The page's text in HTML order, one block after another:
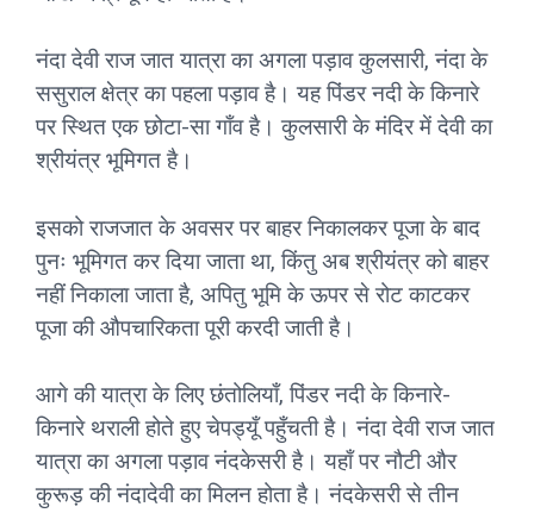
नंदा देवी राज जात यात्रा का अगला पड़ाव कुलसारी, नंदा के
ससुराल क्षेत्र का पहला पड़ाव है। यह पिंडर नदी के किनारे
पर स्थित एक छोटा-सा गाँव है। कुलसारी के मंदिर में देवी का
श्रीयंत्र भूमिगत है।
इसको राजजात के अवसर पर बाहर निकालकर पूजा के बाद
पुनः भूमिगत कर दिया जाता था, किंतु अब श्रीयंत्र को बाहर
नहीं निकाला जाता है, अपितु भूमि के ऊपर से रोट काटकर
पूजा की औपचारिकता पूरी करदी जाती है।
आगे की यात्रा के लिए छंतोलियाँ, पिंडर नदी के किनारे-
किनारे थराली होते हुए चेपड्यूँ पहुँचती है। नंदा देवी राज जात
यात्रा का अगला पड़ाव नंदकेसरी है। यहाँ पर नौटी और
कुरूड़ की नंदादेवी का मिलन होता है। नंदकेसरी से तीन